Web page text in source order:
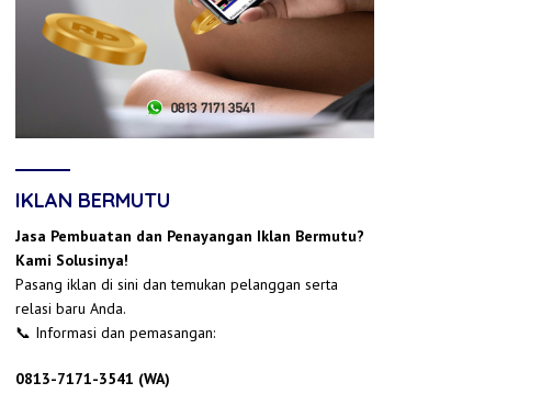
IKLAN BERMUTU
Jasa Pembuatan dan Penayangan Iklan Bermutu?
Kami Solusinya!
Pasang iklan di sini dan temukan pelanggan serta
relasi baru Anda.
📞 Informasi dan pemasangan:
0813-7171-3541 (WA)